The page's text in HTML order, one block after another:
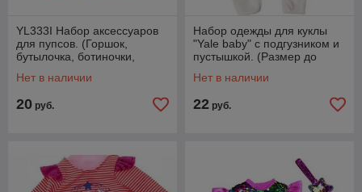
YL333I Набор аксессуаров
для пупсов. (Горшок,
бутылочка, ботиночки,
расческа).
Нет в наличии
20 руб.
Набор одежды для куклы
"Yale baby" с подгузником и
пустышкой. (Размер до
Нет в наличии
22 руб.